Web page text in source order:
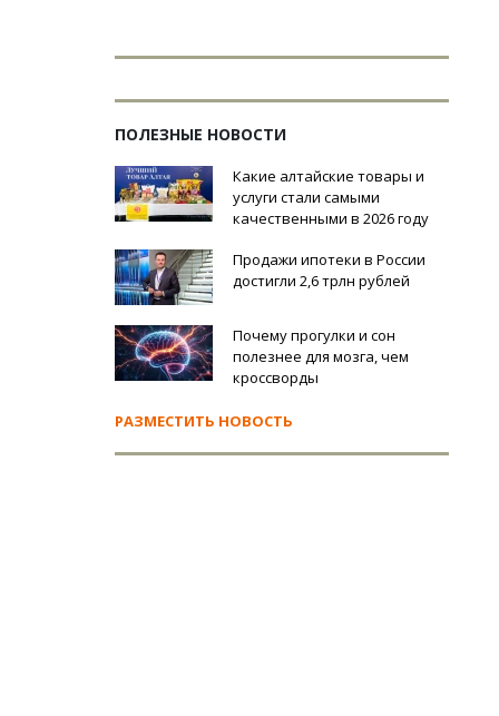
ПОЛЕЗНЫЕ НОВОСТИ
Какие алтайские товары и
услуги стали самыми
качественными в 2026 году
Продажи ипотеки в России
достигли 2,6 трлн рублей
Почему прогулки и сон
полезнее для мозга, чем
кроссворды
РАЗМЕСТИТЬ НОВОСТЬ